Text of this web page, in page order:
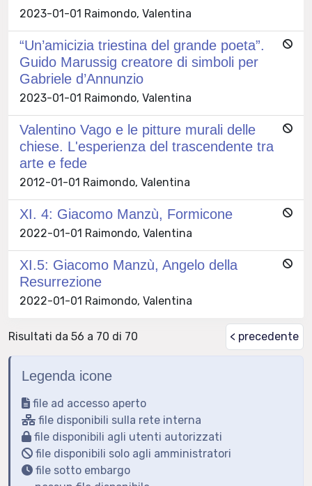
2023-01-01 Raimondo, Valentina
“Un’amicizia triestina del grande poeta”.
Guido Marussig creatore di simboli per
Gabriele d’Annunzio
2023-01-01 Raimondo, Valentina
Valentino Vago e le pitture murali delle
chiese. L'esperienza del trascendente tra
arte e fede
2012-01-01 Raimondo, Valentina
XI. 4: Giacomo Manzù, Formicone
2022-01-01 Raimondo, Valentina
XI.5: Giacomo Manzù, Angelo della
Resurrezione
2022-01-01 Raimondo, Valentina
Risultati da 56 a 70 di 70 < precedente
Legenda icone
file ad accesso aperto
file disponibili sulla rete interna
file disponibili agli utenti autorizzati
file disponibili solo agli amministratori
file sotto embargo